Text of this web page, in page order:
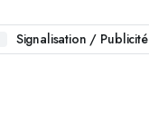
Signalisation / Publicité